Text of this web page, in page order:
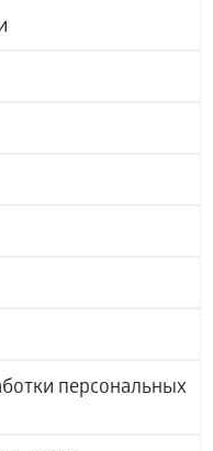
персональных